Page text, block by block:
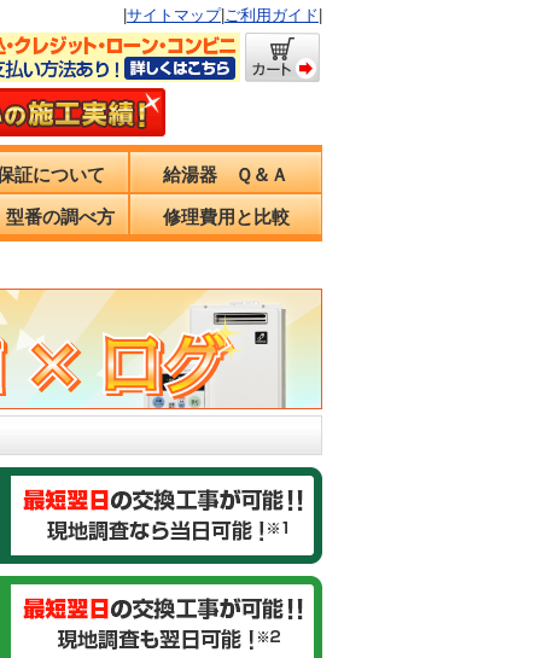
サイトマップ| ご利用ガイド
証について 給湯器 Ｑ＆Ａ
型番の調べ方 修理費用と比較